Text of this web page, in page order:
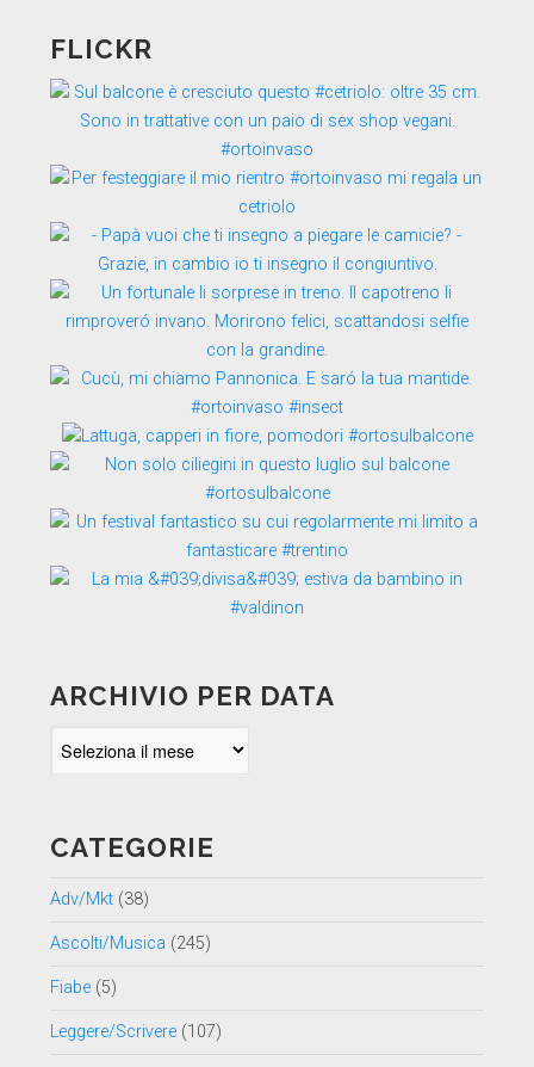
FLICKR
ARCHIVIO PER DATA
CATEGORIE
Adv/Mkt(38)
Ascolti/Musica (245)
Fiabe(5)
Leggere/Scrivere(107)